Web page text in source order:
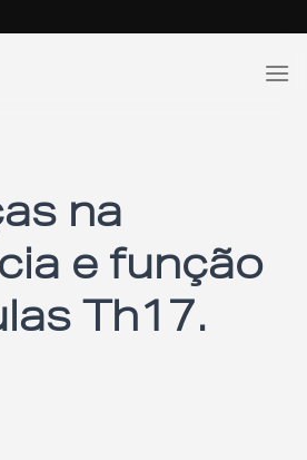
na
e função
Th17.